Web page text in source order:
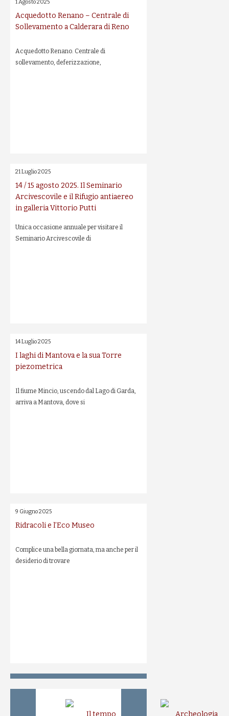
1 Agosto 2025
Acquedotto Renano – Centrale di
Sollevamento a Calderara di Reno
Acquedotto Renano. Centrale di
sollevamento, deferizzazione,
21 Luglio 2025
14 / 15 agosto 2025. Il Seminario
Arcivescovile e il Rifugio antiaereo
in galleria Vittorio Putti
Unica occasione annuale per visitare il
Seminario Arcivescovile di
14 Luglio 2025
I laghi di Mantova e la sua Torre
piezometrica
Il fiume Mincio, uscendo dal Lago di Garda,
arriva a Mantova, dove si
9 Giugno 2025
Ridracoli e l’Eco Museo
Complice una bella giornata, ma anche per il
desiderio di trovare
Il tempo
Archeologia